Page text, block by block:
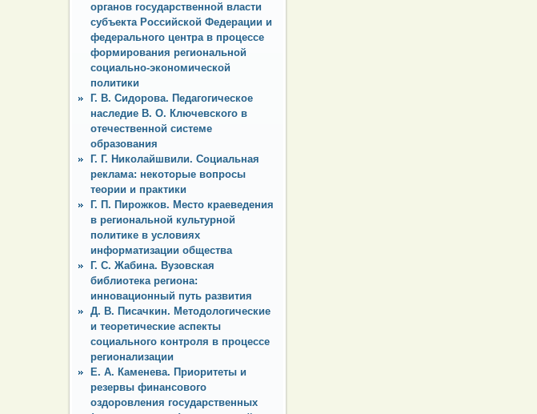
органов государственной власти
субъекта Российской Федерации и
федерального центра в процессе
формирования региональной
социально-экономической
политики
Г. В. Сидорова. Педагогическое
наследие В. О. Ключевского в
отечественной системе
образования
Г. Г. Николайшвили. Социальная
реклама: некоторые вопросы
теории и практики
Г. П. Пирожков. Место краеведения
в региональной культурной
политике в условиях
информатизации общества
Г. С. Жабина. Вузовская
библиотека региона:
инновационный путь развития
Д. В. Писачкин. Методологические
и теоретические аспекты
социального контроля в процессе
регионализации
Е. А. Каменева. Приоритеты и
резервы финансового
оздоровления государственных